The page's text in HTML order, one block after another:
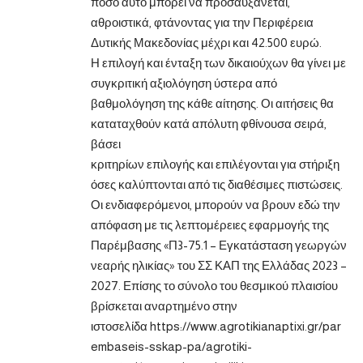
αθροιστικά, φτάνοντας για την Περιφέρεια
Δυτικής Μακεδονίας μέχρι και 42.500 ευρώ.
Η επιλογή και ένταξη των δικαιούχων θα γίνει με
συγκριτική αξιολόγηση ύστερα από
βαθμολόγηση της κάθε αίτησης. Οι αιτήσεις θα
καταταχθούν κατά απόλυτη φθίνουσα σειρά,
βάσει
κριτηρίων επιλογής και επιλέγονται για στήριξη
όσες καλύπτονται από τις διαθέσιμες πιστώσεις.
Οι ενδιαφερόμενοι, μπορούν να βρουν εδώ την
απόφαση με τις λεπτομέρειες εφαρμογής της
Παρέμβασης «Π3-75.1 – Εγκατάσταση γεωργών
νεαρής ηλικίας» του ΣΣ ΚΑΠ της Ελλάδας 2023 –
2027. Επίσης το σύνολο του θεσμικού πλαισίου
βρίσκεται αναρτημένο στην
ιστοσελίδα https://www.agrotikianaptixi.gr/par
embaseis-sskap-pa/agrotiki-